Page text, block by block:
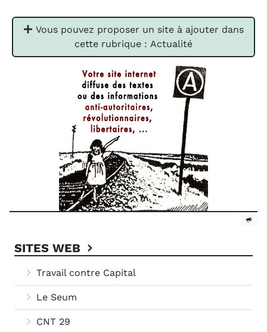
Vous pouvez proposer un site à ajouter dans
cette rubrique : Actualité
SITES WEB
Travail contre Capital
Le Seum
CNT 29